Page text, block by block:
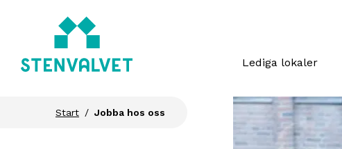
Lediga lokaler
Start Jobba hos oss